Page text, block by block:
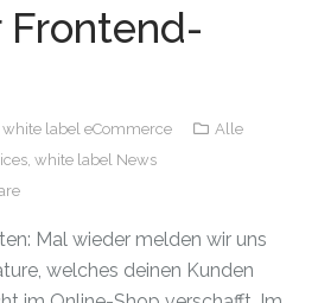
Frontend-
white label eCommerce
Alle
white label News
Mal wieder melden wir uns
welches deinen Kunden